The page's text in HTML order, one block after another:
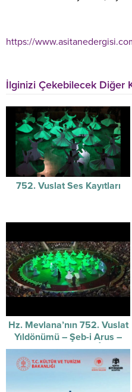
https://
İlginizi Çekebilecek Diğer
752. Vuslat Ses Kayıtları
Hz. Mevlana’nın 752. Vuslat
Yıldönümü – Şeb-i Arus –
Sûzidilârâ Mevlevî Âyin-i
Şerif’i